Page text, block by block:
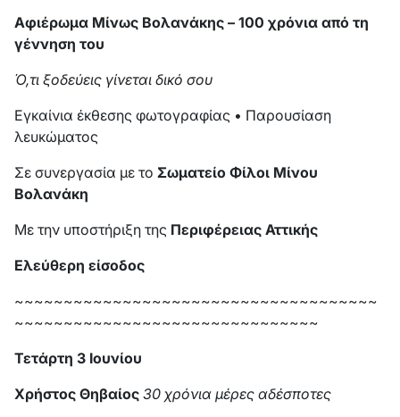
Αφιέρωμα Μίνως Βολανάκης – 100 χρόνια από τη
γέννηση του
Ό,τι ξοδεύεις γίνεται δικό σου
Εγκαίνια έκθεσης φωτογραφίας • Παρουσίαση
λευκώματος
Σε συνεργασία με το Σωματείο Φίλοι Μίνου
Βολανάκη
Με την υποστήριξη της Περιφέρειας Αττικής
Ελεύθερη είσοδος
~~~~~~~~~~~~~~~~~~~~~~~~~~~~~~~~~~~~~
~~~~~~~~~~~~~~~~~~~~~~~~~~~~~~~
Τετάρτη 3 Ιουνίου
Χρήστος Θηβαίος 30 χρόνια μέρες αδέσποτες